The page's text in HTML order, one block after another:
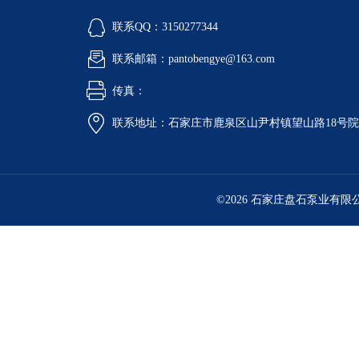
联系QQ：3150277344
联系邮箱：pantobengye@163.com
传真：
联系地址：石家庄市鹿泉区山尹村镇望山路18号
©2026 石家庄盘石泵业有限